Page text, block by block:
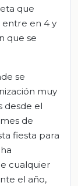
que
en 4 y
que se
se
muy
desde el
de
fiesta para
cualquier
el año,